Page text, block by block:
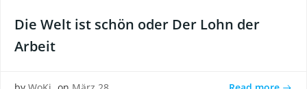
Die Welt ist schön oder Der Lohn der
Arbeit